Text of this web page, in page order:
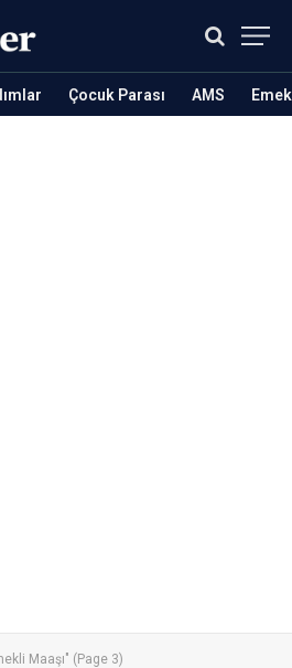
Çocuk Parası AMS
Maaşı" (Page 3)